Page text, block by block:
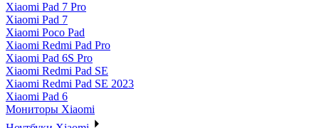
Xiaomi Pad 7 Pro
Xiaomi Pad 7
Xiaomi Poco Pad
Xiaomi Redmi Pad Pro
Xiaomi Pad 6S Pro
Xiaomi Redmi Pad SE
Xiaomi Redmi Pad SE 2023
Xiaomi Pad 6
Мониторы Xiaomi